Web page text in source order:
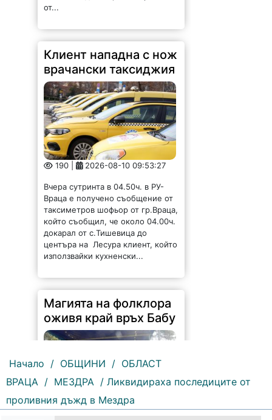
от...
Клиент нападна с нож
врачански таксиджия
190 | 2026-08-10 09:53:27
Вчера сутринта в 04.50ч. в РУ-
Враца е получено съобщение от
таксиметров шофьор от гр.Враца,
който съобщил, че около 04.00ч.
докарал от с.Тишевица до
центъра на Лесура клиент, който
използвайки кухненски...
Магията на фолклора
оживя край връх Бабу
61 | 2026-08-10 09:25:46
Начало / ОБЩИНИ / ОБЛАСТ
ВРАЦА / МЕЗДРА / Ликвидираха последиците от
проливния дъжд в Мездра